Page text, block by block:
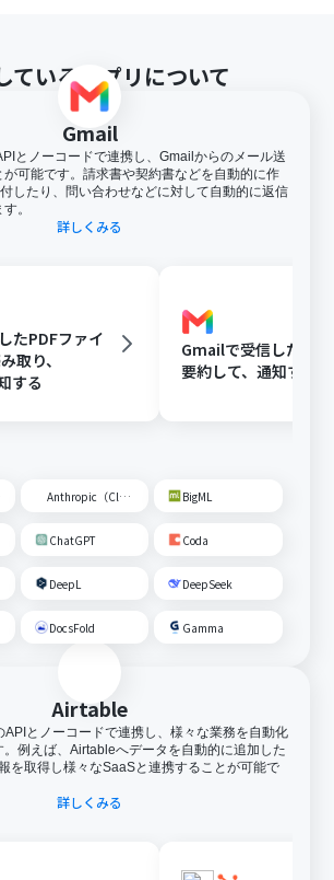
ているアプリについて
Gmail
とノーコードで連携し、Gmailからのメール送
可能です。請求書や契約書などを自動的に作
したり、問い合わせなどに対して自動的に返信
。
詳しくみる
たPDFファイ
取り、
する
Gmailで受信した内
要約して、通知する
Anthropic（Claude） BigML
ChatGPT Coda
DeepL DeepSeek
DocsFold Gamma
Airtable
とノーコードで連携し、様々な業務を自動化
例えば、Airtableへデータを自動的に追加した
を取得し様々なSaaSと連携することが可能で
詳しくみる